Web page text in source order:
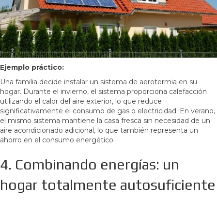
Ejemplo práctico:
Una familia decide instalar un sistema de aerotermia en su
hogar. Durante el invierno, el sistema proporciona calefacción
utilizando el calor del aire exterior, lo que reduce
significativamente el consumo de gas o electricidad. En verano,
el mismo sistema mantiene la casa fresca sin necesidad de un
aire acondicionado adicional, lo que también representa un
ahorro en el consumo energético.
4. Combinando energías: un
hogar totalmente autosuficiente